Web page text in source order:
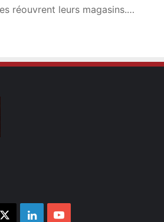
réouvrent leurs magasins.…
LinkedinYouTube